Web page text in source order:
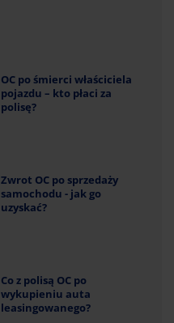
OC po śmierci właściciela
pojazdu – kto płaci za
polisę?
Zwrot OC po sprzedaży
samochodu - jak go
uzyskać?
Co z polisą OC po
wykupieniu auta
leasingowanego?